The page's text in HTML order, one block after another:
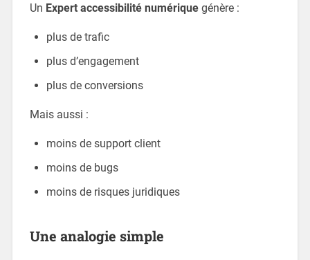
Un Expert accessibilité numériquegénère :
plus de trafic
plus d’engagement
plus de conversions
Mais aussi :
moins de support client
moins de bugs
moins de risques juridiques
Une analogie simple